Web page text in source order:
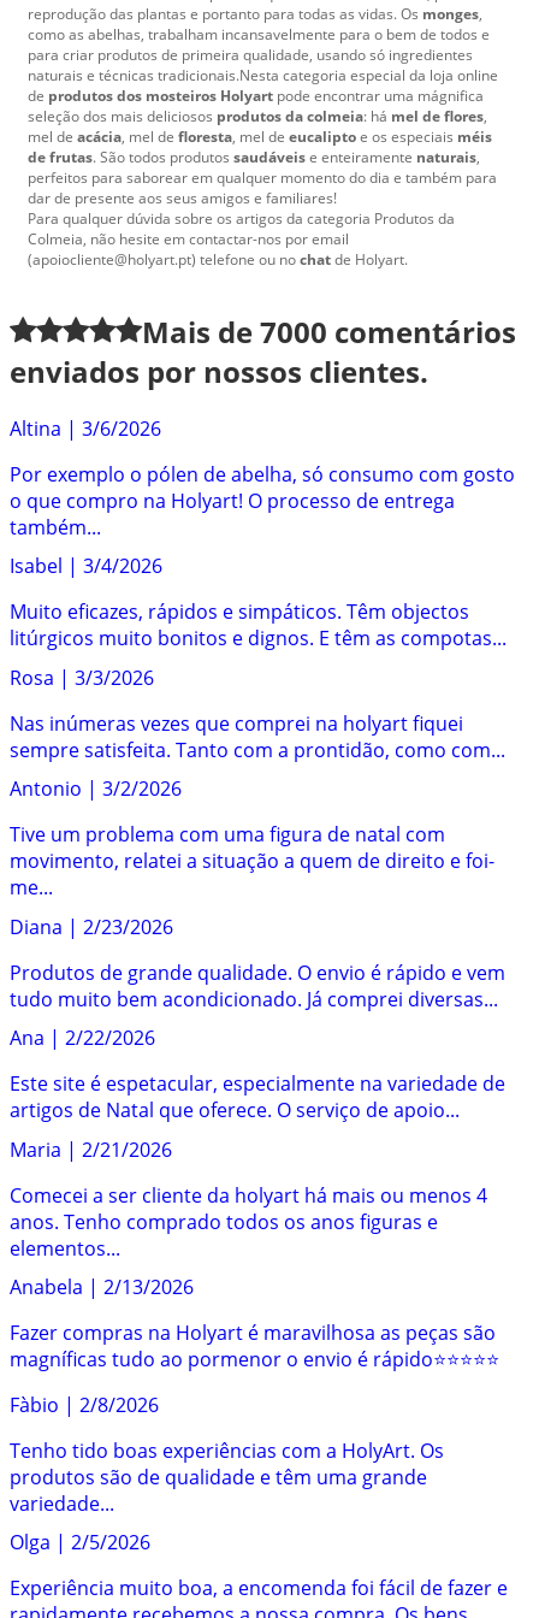
reprodução das plantas e portanto para todas as vidas. Os monges,
como as abelhas, trabalham incansavelmente para o bem de todos e
para criar produtos de primeira qualidade, usando só ingredientes
naturais e técnicas tradicionais.Nesta categoria especial da loja online
de produtos dos mosteiros Holyart pode encontrar uma mágnifica
seleção dos mais deliciosos produtos da colmeia: há mel de flores,
mel de acácia, mel de floresta, mel de eucaliptoe os especiais méis
de frutas. São todos produtos saudáveise enteiramente naturais,
perfeitos para saborear em qualquer momento do dia e também para
dar de presente aos seus amigos e familiares!
Para qualquer dúvida sobre os artigos da categoria Produtos da
Colmeia, não hesite em contactar-nos por email
(apoiocliente@holyart.pt) telefone ou nochatde Holyart.
Mais de7000 comentários
enviados por nossos clientes.
Altina | 3/6/2026
Por exemplo o pólen de abelha, só consumo com gosto
o que compro na Holyart! O processo de entrega
também...
Isabel | 3/4/2026
Muito eficazes, rápidos e simpáticos. Têm objectos
litúrgicos muito bonitos e dignos. E têm as compotas...
Rosa | 3/3/2026
Nas inúmeras vezes que comprei na holyart fiquei
sempre satisfeita. Tanto com a prontidão, como com...
Antonio | 3/2/2026
Tive um problema com uma figura de natal com
movimento, relatei a situação a quem de direito e foi-
me...
Diana | 2/23/2026
Produtos de grande qualidade. O envio é rápido e vem
tudo muito bem acondicionado. Já comprei diversas...
Ana | 2/22/2026
Este site é espetacular, especialmente na variedade de
artigos de Natal que oferece. O serviço de apoio...
Maria | 2/21/2026
Comecei a ser cliente da holyart há mais ou menos 4
anos. Tenho comprado todos os anos figuras e
elementos...
Anabela | 2/13/2026
Fazer compras na Holyart é maravilhosa as peças são
magníficas tudo ao pormenor o envio é rápido⭐️⭐️⭐️⭐️⭐️
Fàbio | 2/8/2026
Tenho tido boas experiências com a HolyArt. Os
produtos são de qualidade e têm uma grande
variedade...
Olga | 2/5/2026
Experiência muito boa, a encomenda foi fácil de fazer e